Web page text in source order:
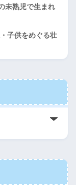
未熟児で生まれ
子供をめぐる壮